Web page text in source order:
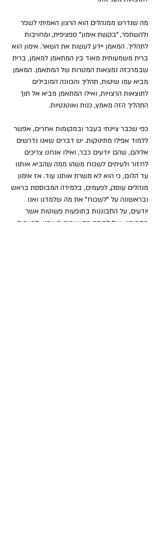
מה שנדרש ממנהלים הוא הרצון האמיתי לשפר
ולהשתפר, "בקשת אימון" ספציפית, ומחויבות
לתהליך. המאמן יידע לעשות את השאר. אימון הוא
ברית משמעותית מאוד בין המתאמן למאמן, ברית
שבמרכזה נמצאות המטרות של המתאמן. המאמן
מביא עמו שיטות, תהליך והכוונה המובילים
לתוצאות הרצויות, ואילו המתאמן מביא אל תוך
התהליך הזה מאמץ, כנות ואוטנטיות.
כפי שכבר ציינתי בעבר ובמקומות אחרים, אפשר
ללמוד אפילו מתינוקות. יש דברים שאנו נדרשים
אליהם, שהם יודעים כבר, ואילו אנחנו צריכים
לחזור ולעיתים לשכוח משהו ממה שהביא אותנו
עד הלום, כי הוא לא משרת אותנו עוד. אז אימון
מנהלים עוסק, לפעמים, בלמידה המבוססת בראש
ובראשונה על "לשכוח" את מה שלמדנו ואנו
יודעים, על התבוננות בתופעות פשוטות אשר
מסביבנו, ועל למידה מהצעירים מאיתנו, לפעמים